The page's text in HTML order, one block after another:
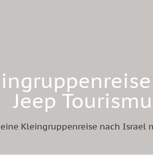
Jeep
Kleingruppenreise nach Israel